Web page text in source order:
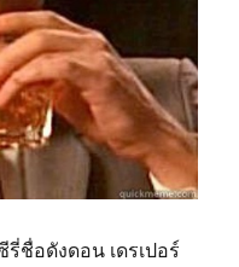
ชื่อดังดอน เดรเปอร์